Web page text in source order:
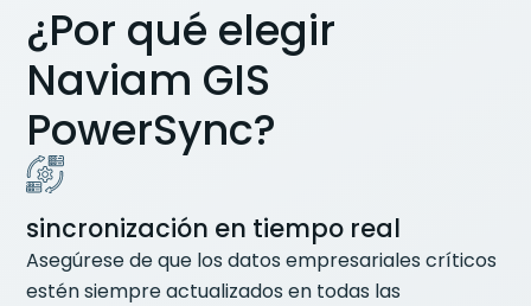
¿Por qué elegir
Naviam GIS
PowerSync?
sincronización en tiempo real
Asegúrese de que los datos empresariales críticos
estén siempre actualizados en todas las